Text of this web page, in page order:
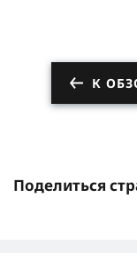
К
Поделиться